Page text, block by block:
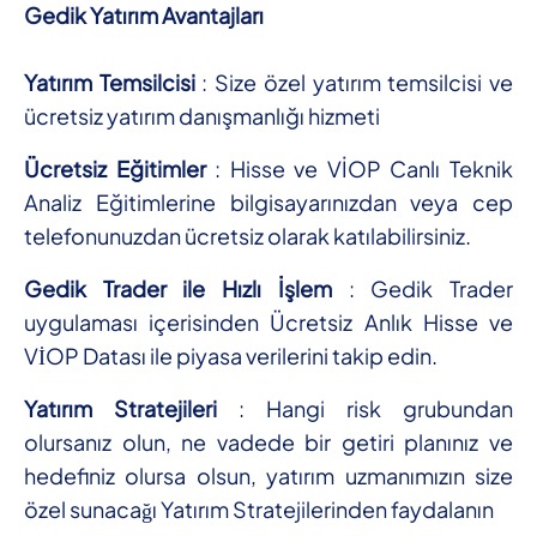
Gedik Yatırım Avantajları
Yatırım Temsilcisi : Size özel yatırım temsilcisi ve
ücretsiz yatırım danışmanlığı hizmeti
Ücretsiz Eğitimler : Hisse ve VİOP Canlı Teknik
Analiz Eğitimlerine bilgisayarınızdan veya cep
telefonunuzdan ücretsiz olarak katılabilirsiniz.
Gedik Trader ile Hızlı İşlem : Gedik Trader
uygulaması içerisinden Ücretsiz Anlık Hisse ve
VİOP Datası ile piyasa verilerini takip edin.
Yatırım Stratejileri : Hangi risk grubundan
olursanız olun, ne vadede bir getiri planınız ve
hedefiniz olursa olsun, yatırım uzmanımızın size
özel sunacağı Yatırım Stratejilerinden faydalanın